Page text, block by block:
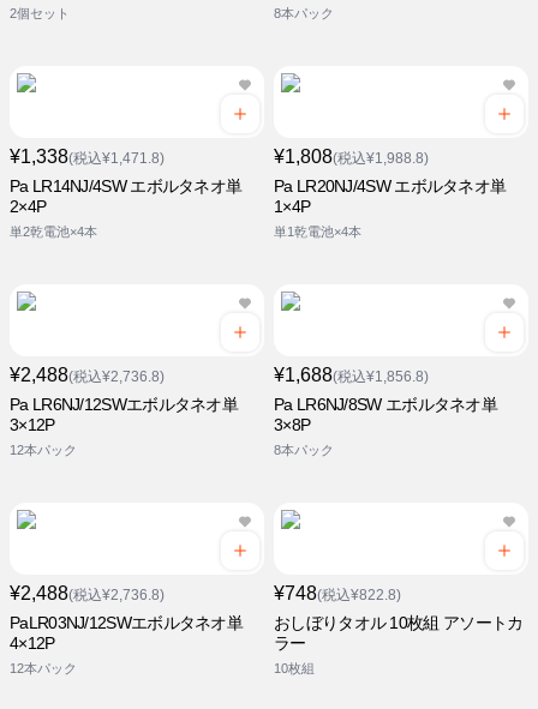
2個セット 8本パック
¥1,338(税込¥1,471.8)
Pa LR14NJ/4SW エボルタネオ単
2×4P
単2乾電池×4本
¥1,808(税込¥1,988.8)
Pa LR20NJ/4SW エボルタネオ単
1×4P
単1乾電池×4本
¥2,488(税込¥2,736.8)
Pa LR6NJ/12SWエボルタネオ単
3×12P
12本パック
¥1,688(税込¥1,856.8)
Pa LR6NJ/8SW エボルタネオ単
3×8P
8本パック
¥2,488(税込¥2,736.8)
PaLR03NJ/12SWエボルタネオ単
4×12P
12本パック
¥748(税込¥822.8)
おしぼりタオル 10枚組 アソートカ
ラー
10枚組